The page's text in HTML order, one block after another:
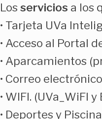
Losservicios a los
• Tarjeta UVa
• Acceso al Portal
• Aparcamientos
• Correo
• WIFI. (UVa_WiFI y
• Deportes y